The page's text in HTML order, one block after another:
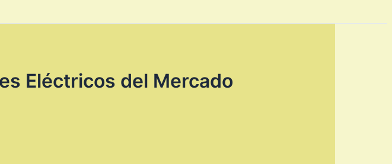
Eléctricos del Mercado